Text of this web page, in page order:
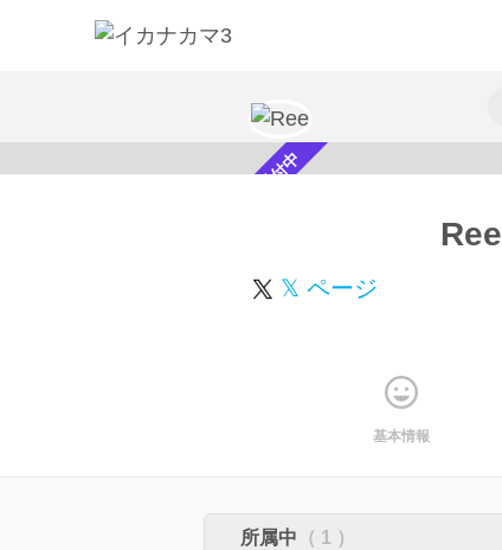
スカウト受付中 Ree
𝕏 ページ
基本情報
所属中 （ 1 ）